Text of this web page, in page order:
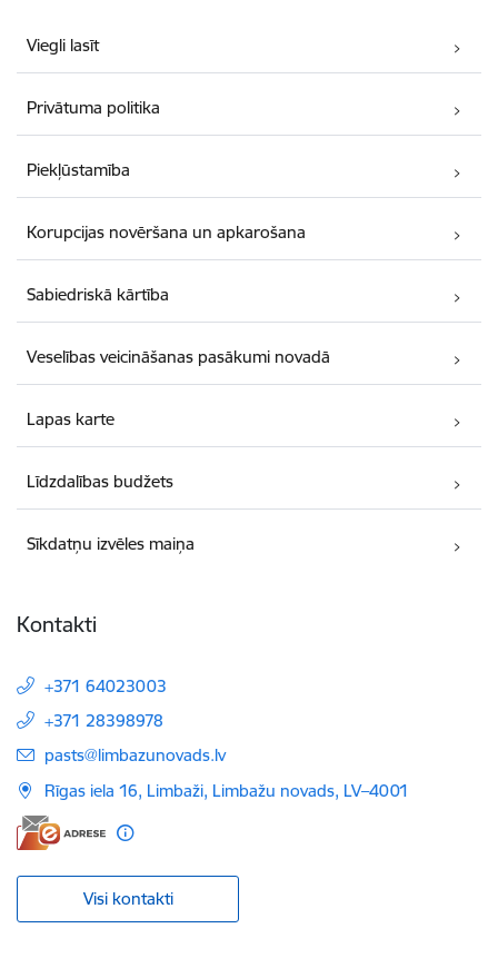
Viegli lasīt
Privātuma politika
Piekļūstamība
Korupcijas novēršana un apkarošana
Sabiedriskā kārtība
Veselības veicināšanas pasākumi novadā
Lapas karte
Līdzdalības budžets
Sīkdatņu izvēles maiņa
Kontakti
+371 64023003
+371 28398978
E-pasts:
pasts@limbazunovads.lv
Rīgas iela 16, Limbaži, Limbažu novads, LV–4001
Visi kontakti